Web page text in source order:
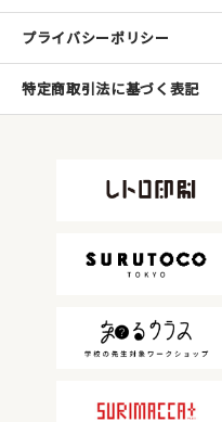
プライバシーポリシー
特定商取引法に基づく表記